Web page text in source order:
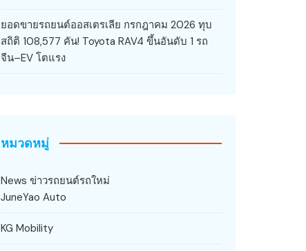
ยอดขายรถยนต์ออสเตรเลีย กรกฎาคม 2026 ทุบ
สถิติ 108,577 คัน! Toyota RAV4 ขึ้นอันดับ 1 รถ
จีน–EV โตแรง
หมวดหมู่
News ข่าวรถยนต์รถใหม่
JuneYao Auto
KG Mobility